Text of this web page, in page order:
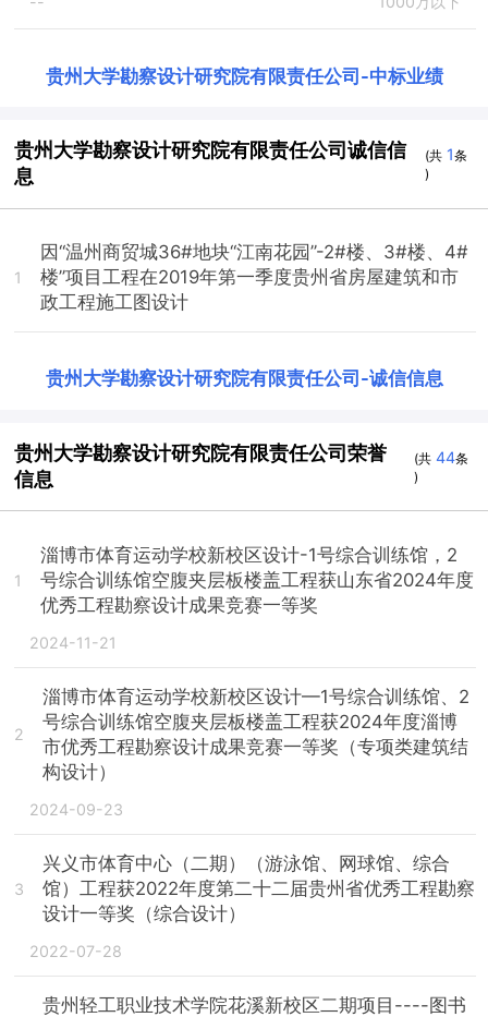
贵州大学勘察设计研究院有限责任公司 -中标业绩
贵州大学勘察设计研究院有限责任公司诚信信
息
(共 1条
)
1
因“温州商贸城36#地块“江南花园”-2#楼、3#楼、4#
楼”项目工程在2019年第一季度贵州省房屋建筑和市
政工程施工图设计
贵州大学勘察设计研究院有限责任公司 -诚信信息
贵州大学勘察设计研究院有限责任公司荣誉
信息
(共44条
)
1
淄博市体育运动学校新校区设计-1号综合训练馆，2
号综合训练馆空腹夹层板楼盖工程获山东省2024年度
优秀工程勘察设计成果竞赛一等奖
2024-11-21
2
淄博市体育运动学校新校区设计—1号综合训练馆、2
号综合训练馆空腹夹层板楼盖工程获2024年度淄博
市优秀工程勘察设计成果竞赛一等奖（专项类建筑结
构设计）
2024-09-23
3
兴义市体育中心（二期）（游泳馆、网球馆、综合
馆）工程获2022年度第二十二届贵州省优秀工程勘察
设计一等奖（综合设计）
2022-07-28
贵州轻工职业技术学院花溪新校区二期项目----图书